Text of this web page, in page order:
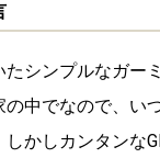
シンプルなガー
の中でなので、い
かしカンタンな